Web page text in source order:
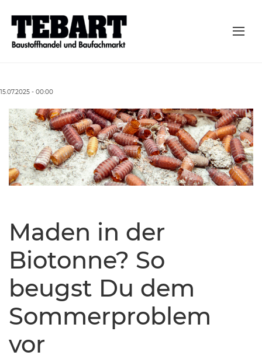
15.07.2025 - 00:00
Maden in der
Biotonne? So
beugst Du dem
Sommerproblem
vor